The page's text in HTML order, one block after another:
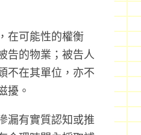
在可能性的權衡
告的物業；被告人
不在其單位，亦不
擾。
漏有實質認知或推